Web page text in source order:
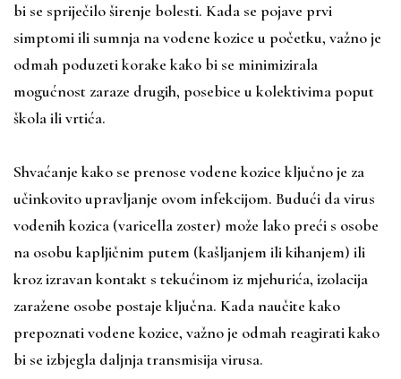
bi se spriječilo širenje bolesti. Kada se pojave prvi
simptomi ili sumnja na vodene kozice u početku, važno je
odmah poduzeti korake kako bi se minimizirala
mogućnost zaraze drugih, posebice u kolektivima poput
škola ili vrtića.
Shvaćanje kako se prenose vodene kozice ključno je za
učinkovito upravljanje ovom infekcijom. Budući da virus
vodenih kozica (varicella zoster) može lako preći s osobe
na osobu kapljičnim putem (kašljanjem ili kihanjem) ili
kroz izravan kontakt s tekućinom iz mjehurića, izolacija
zaražene osobe postaje ključna. Kada naučite kako
prepoznati vodene kozice, važno je odmah reagirati kako
bi se izbjegla daljnja transmisija virusa.